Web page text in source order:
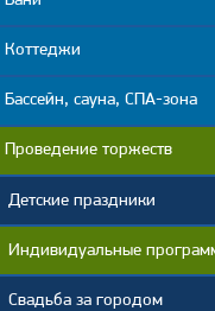
Коттеджи
Бассейн, сауна, СПА-зона
Проведение торжеств
Детские праздники
Индивидуальные
Свадьба за городом